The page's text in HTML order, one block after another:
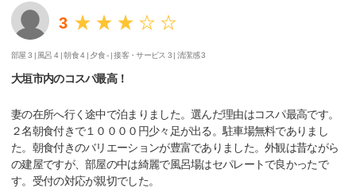
3
部屋 3 | 風呂 4 |朝食 4 | 夕食 - |接客・サービス 3 |清潔感 3
大垣市内のコスパ最高！
妻の在所へ行く途中で泊まりました。選んだ理由はコスパ最高です。
２名朝食付きで１００００円少々足が出る。駐車場無料でありまし
た。朝食付きのバリエーションが豊富でありました。外観は昔ながら
の建屋ですが、部屋の中は綺麗で風呂場はセパレートで良かったで
す。受付の対応が親切でした。